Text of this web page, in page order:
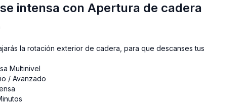
intensa con Apertura de cadera
descanses tus
Multinivel
/ Avanzado